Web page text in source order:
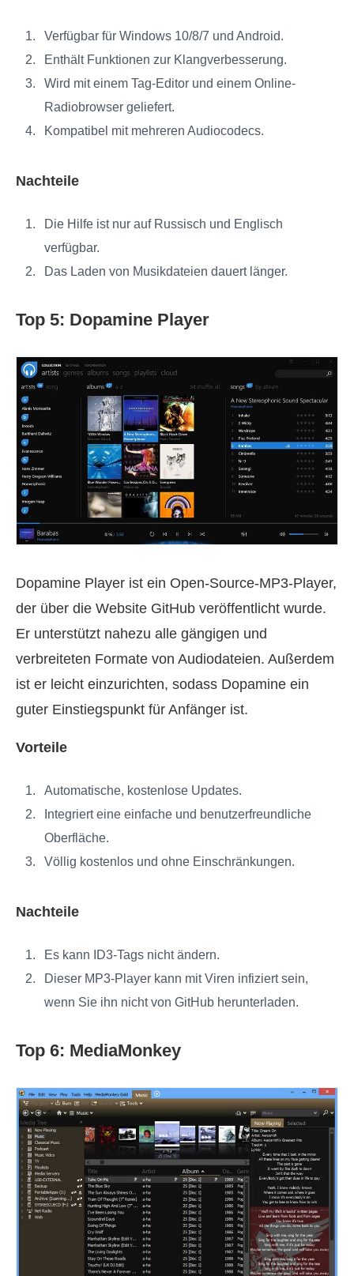
Verfügbar für Windows 10/8/7 und Android.
Enthält Funktionen zur Klangverbesserung.
Wird mit einem Tag-Editor und einem Online-
Radiobrowser geliefert.
Kompatibel mit mehreren Audiocodecs.
Nachteile
Die Hilfe ist nur auf Russisch und Englisch
verfügbar.
Das Laden von Musikdateien dauert länger.
Top 5: Dopamine Player
Dopamine Player ist ein Open-Source-MP3-Player,
der über die Website GitHub veröffentlicht wurde.
Er unterstützt nahezu alle gängigen und
verbreiteten Formate von Audiodateien. Außerdem
ist er leicht einzurichten, sodass Dopamine ein
guter Einstiegspunkt für Anfänger ist.
Vorteile
Automatische, kostenlose Updates.
Integriert eine einfache und benutzerfreundliche
Oberfläche.
Völlig kostenlos und ohne Einschränkungen.
Nachteile
Es kann ID3-Tags nicht ändern.
Dieser MP3-Player kann mit Viren infiziert sein,
wenn Sie ihn nicht von GitHub herunterladen.
Top 6: MediaMonkey